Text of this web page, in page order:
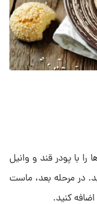
با پودر قند و وانیل
در مرحله بعد، ماست
کنید.